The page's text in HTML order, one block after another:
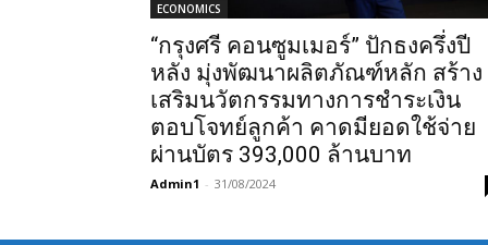
ECONOMICS
“กรุงศรี คอนซูมเมอร์” ปักธงครึ่งปี
หลัง มุ่งพัฒนาผลิตภัณฑ์หลัก สร้าง
เสริมนวัตกรรมทางการชำระเงิน
ตอบโจทย์ลูกค้า คาดมียอดใช้จ่าย
ผ่านบัตร 393,000 ล้านบาท
Admin1 - 31/08/2024